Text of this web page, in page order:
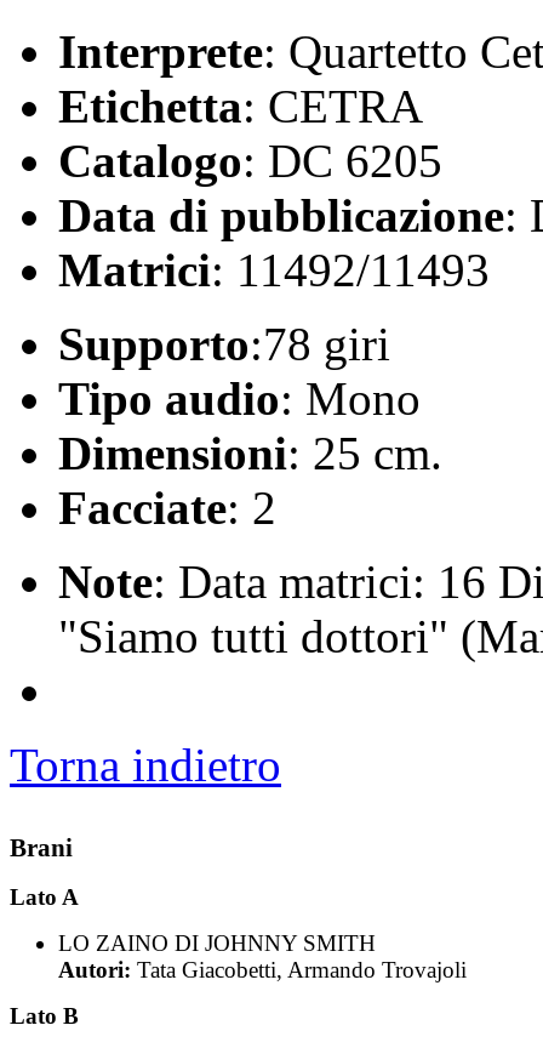
Interprete: Quartetto
Etichetta: CETRA
Catalogo: DC 6205
Data di pubblicazione:
Matrici: 11492/11493
Supporto:78 giri
Tipo audio: Mono
Dimensioni: 25 cm.
Facciate: 2
Note: Data matrici: 16
"Siamo tutti dottori"
Torna indietro
Brani
Lato A
LO ZAINO DI JOHNNY SMITH
Autori: Tata Giacobetti, Armando Trovajoli
Lato B